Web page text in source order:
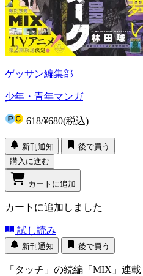
ゲッサン編集部
少年・青年マンガ
618/¥680(税込)
新刊通知
後で買う
購入に進む
カートに追加
カートに追加しました
試し読み
新刊通知 後で買う
「タッチ」の続編「MIX」連